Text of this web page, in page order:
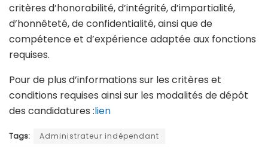
critères d’honorabilité, d’intégrité, d’impartialité,
d’honnêteté, de confidentialité, ainsi que de
compétence et d’expérience adaptée aux fonctions
requises.
Pour de plus d’informations sur les critères et
conditions requises ainsi sur les modalités de dépôt
des candidatures :lien
Tags:
Administrateur indépendant